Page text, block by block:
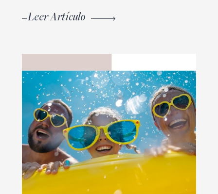
Leer Artículo